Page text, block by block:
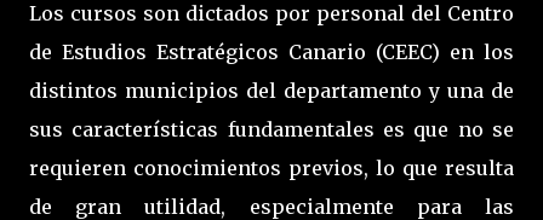
Los cursos son dictados por personal del Centro
de Estudios Estratégicos Canario (CEEC) en los
distintos municipios del departamento y una de
sus características fundamentales es que no se
requieren conocimientos previos, lo que resulta
de gran utilidad, especialmente para las